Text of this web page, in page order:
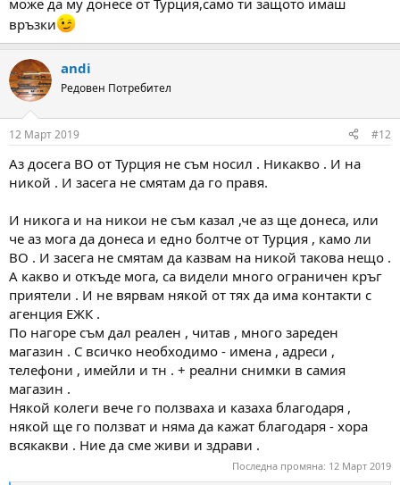
може да му донесе от Турция,само ти защото имаш
връзки
andi
Редовен Потребител
12 Март 2019 #12
Аз досега ВО от Турция не съм носил . Никакво . И на
никой . И засега не смятам да го правя.
И никога и на никои не съм казал ,че аз ще донеса, или
че аз мога да донеса и едно болтче от Турция , камо ли
ВО . И засега не смятам да казвам на никой такова нещо .
А какво и откъде мога, са видели много ограничен кръг
приятели . И не вярвам някой от тях да има контакти с
агенция ЕЖК .
По нагоре съм дал реален , читав , много зареден
магазин . С всичко необходимо - имена , адреси ,
телефони , имейли и тн . + реални снимки в самия
магазин .
Някой колеги вече го ползваха и казаха благодаря ,
някой ще го ползват и няма да кажат благодаря - хора
всякакви . Ние да сме живи и здрави .
Последна промяна: 12 Март 2019